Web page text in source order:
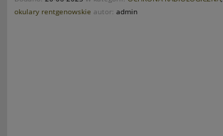
okulary rentgenowskie autor: admin